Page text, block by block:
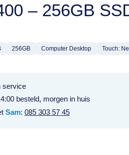
– 256GB
256GB Computer Desktop Touch:
service
besteld, morgen in huis
Sam: 085 303 57 45